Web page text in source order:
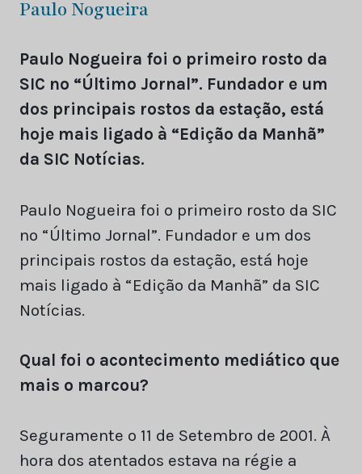
Paulo Nogueira
Paulo Nogueira foi o primeiro rosto da
SIC no “Último Jornal”. Fundador e um
dos principais rostos da estação, está
hoje mais ligado à “Edição da Manhã”
da SIC Notícias.
Paulo Nogueira foi o primeiro rosto da SIC
no “Último Jornal”. Fundador e um dos
principais rostos da estação, está hoje
mais ligado à “Edição da Manhã” da SIC
Notícias.
Qual foi o acontecimento mediático que
mais o marcou?
Seguramente o 11 de Setembro de 2001. À
hora dos atentados estava na régie a